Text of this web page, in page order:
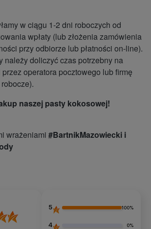
w ciągu 1-2 dni roboczych od
wpłaty (lub złożenia zamówienia
przy odbiorze lub płatności on-line).
należy doliczyć czas potrzebny na
operatora pocztowego lub firmę
naszej pasty kokosowej!
wrażeniami #BartnikMazowiecki i
5 100%
4 0%